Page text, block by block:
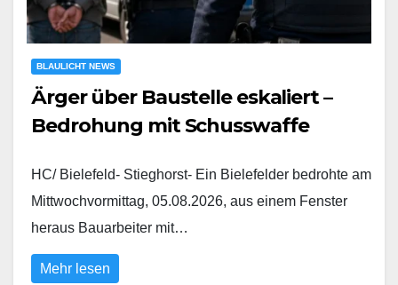
BLAULICHT NEWS
Ärger über Baustelle eskaliert –
Bedrohung mit Schusswaffe
HC/ Bielefeld- Stieghorst- Ein Bielefelder bedrohte am
Mittwochvormittag, 05.08.2026, aus einem Fenster
heraus Bauarbeiter mit…
Mehr lesen